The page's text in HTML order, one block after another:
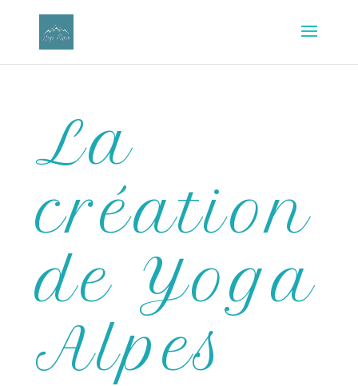
La
création
de Yoga
Alpes